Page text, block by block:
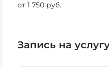
от 1 750 руб.
Запись на